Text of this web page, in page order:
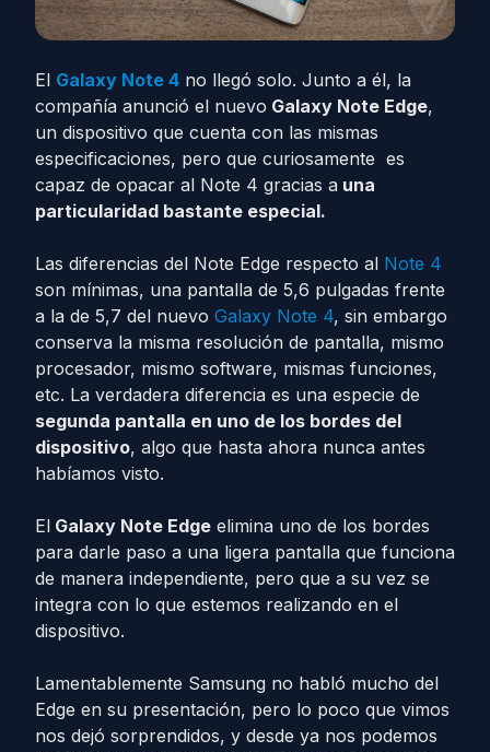
El Galaxy Note 4 no llegó solo. Junto a él, la
compañía anunció el nuevo Galaxy Note Edge,
un dispositivo que cuenta con las mismas
especificaciones, pero que curiosamente es
capaz de opacar al Note 4 gracias a una
particularidad bastante especial.
Las diferencias del Note Edge respecto al Note 4
son mínimas, una pantalla de 5,6 pulgadas frente
a la de 5,7 del nuevo Galaxy Note 4, sin embargo
conserva la misma resolución de pantalla, mismo
procesador, mismo software, mismas funciones,
etc. La verdadera diferencia es una especie de
segunda pantalla en uno de los bordes del
dispositivo, algo que hasta ahora nunca antes
habíamos visto.
El Galaxy Note Edge elimina uno de los bordes
para darle paso a una ligera pantalla que funciona
de manera independiente, pero que a su vez se
integra con lo que estemos realizando en el
dispositivo.
Lamentablemente Samsung no habló mucho del
Edge en su presentación, pero lo poco que vimos
nos dejó sorprendidos, y desde ya nos podemos